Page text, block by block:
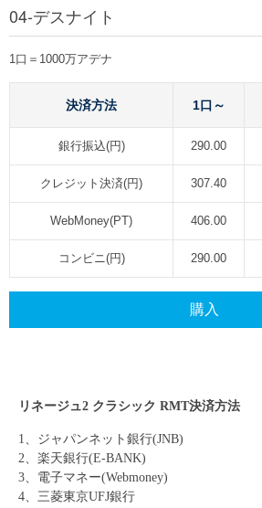
04-デスナイト
1口＝1000万アデナ
決済方法 1口～
銀行振込(円) 290.00
クレジット決済(円) 307.40
WebMoney(PT) 406.00
コンビニ(円) 290.00
購入
リネージュ2 クラシック RMT決済方法
1、ジャパンネット銀行(JNB)
2、楽天銀行(E-BANK)
3、電子マネー(Webmoney)
4、三菱東京UFJ銀行